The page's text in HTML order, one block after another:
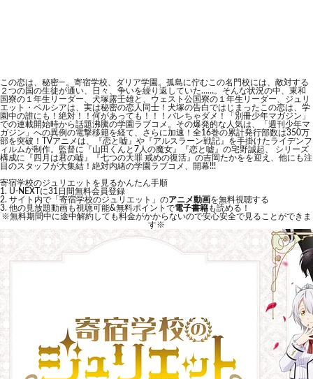
この恋は、秘密―。寄宿学校、ダリア学園。孤島に佇むこの名門校には、敵対する
２つの国の生徒が通い、日々、争いを繰り返していた……。そんな状況の中、東和
国寮の１年生リーダー、犬塚露壬雄と、ウェスト公国寮の１年生リーダー、ジュリ
エット・ペルシアは、実は秘密の恋人同士！犬塚の告白ではじまったこの恋は、学
園中の誰にも！絶対！！何があっても！！！バレちゃダメ！「別冊少年マガジン」
での連載開始時から話題沸騰の学園ラブコメ。その爆発的な人気は、「週刊少年マ
ガジン」への異例の電撃移籍を経て、さらに加速！全16巻の累計発行部数は350万
部を突破！TVアニメは、『恋と嘘』や『アルスラーン戦記』を手掛けたライデンフ
ィルムが制作。監督に『山田くんと7人の魔女』『恋と嘘』の宅野誠起、 シリーズ
構成に『四月は君の嘘』『七つの大罪 戒めの復活』の吉岡たかをを迎え、他にも注
目のスタッフが大集結！絶対内緒の学園ラブコメ、開幕!!!
寄宿学校のジュリエットを見るかんたん手順
U-NEXTに31日間無料会員登録
サイト内で「寄宿学校のジュリエット」のアニメ動画を無料視聴する
他の見放題動画も視聴可能&無料ポイントで電子書籍も読める！
※無料期間中に途中解約しても料金がかからないので安心安全で見ることができま
す※